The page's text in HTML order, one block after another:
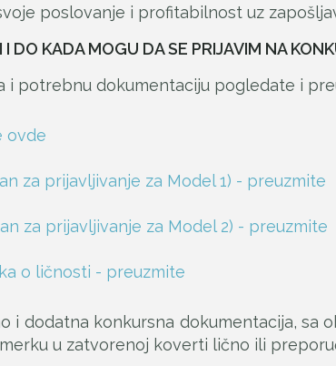
poslovanje i profitabilnost uz
DO KADA MOGU DA SE PRIJAVIM NA
i potrebnu dokumentaciju pogledate i
ovde
za prijavljivanje za Model 1) - preuzmite
za prijavljivanje za Model 2) - preuzmite
o ličnosti - preuzmite
i dodatna konkursna dokumentacija, sa
u zatvorenoj koverti lično ili